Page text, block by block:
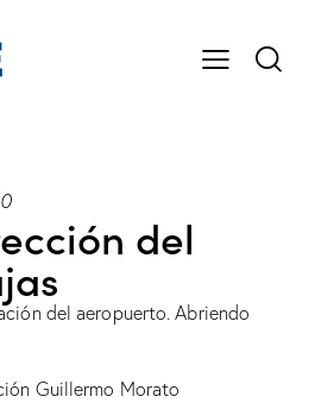
del
del aeropuerto. Abriendo
Guillermo Morato